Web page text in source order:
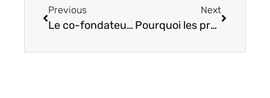
Previous
Le co-fondateur d’Alienware risque de quitter Dell pour AMD
Next
Pourquoi les propriétaires des sites doivent se conformer au RGPD ?